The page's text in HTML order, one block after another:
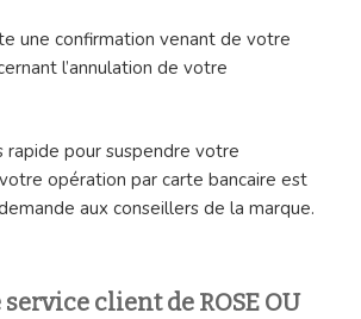
une confirmation venant de votre
l’annulation de votre
rapide pour suspendre votre
opération par carte bancaire est
aux conseillers de la marque.
client de ROSE OU